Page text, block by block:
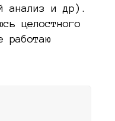
анализ и др).
целостного
работаю